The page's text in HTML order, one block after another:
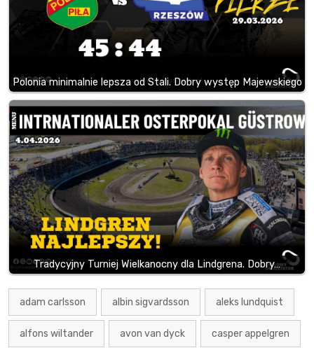
Polonia minimalnie lepsza od Stali. Dobry występ Majewskiego
Tradycyjny Turniej Wielkanocny dla Lindgrena. Dobry…
adam carlsson albin sigvardsson aleks lundquist
alfons wiltander avon van dyck casper appelgren